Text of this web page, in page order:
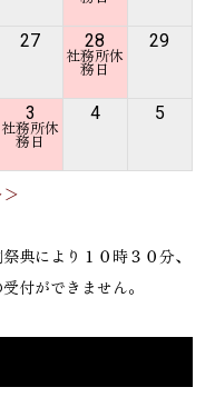
27 28 29
3 4 5
典により１０時３０分、
付ができません。